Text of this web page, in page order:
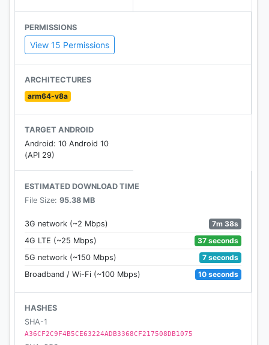
フィールドを歩いてかいふくスポットを見つけたら、
ＨＰとＭＰが回復して、アイテムも手に入るぞ！
【パーティを強くしよう】
■ぼうけんの仲間
仲間の職業にあった装備を集めて強敵に立ち向かお
う！
モンスターを倒すと「モンスターのこころ」を落とす
ことがあるぞ。
効果はモンスターによってさまざま！
装備してキャラクターを強くしよう！
【もっと遊ぼう】
■こころチャンス
「モンスターのこころ」が手に入りやすい「こころチ
PERMISSIONS
View 15 Permissions
ARCHITECTURES
arm64-v8a
TARGET ANDROID
Android: 10 Android 10
(API 29)
ESTIMATED DOWNLOAD TIME
File Size: 95.38 MB
3G network (~2 Mbps)
7m 38s
4G LTE (~25 Mbps)
37 seconds
5G network (~150 Mbps)
7 seconds
Broadband / Wi-Fi (~100 Mbps)
10 seconds
HASHES
SHA-1
A36CF2C9F4B5CE63224ADB3368CF217508DB1075